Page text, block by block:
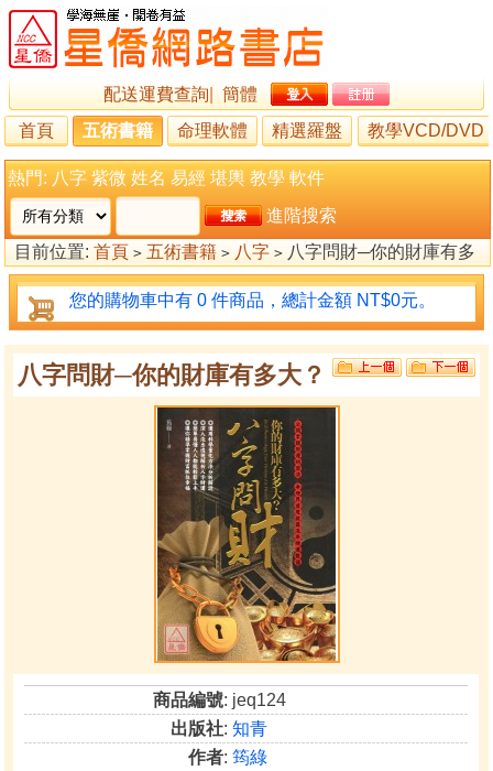
配送運費查詢
簡體
首頁
五術書籍 命理軟體 精選羅盤 教學VCD/DVD
熱門: 八字 紫微 姓名 易經 堪輿 教學 軟件
進階搜索
目前位置: 首頁 > 五術書籍 > 八字 > 八字問財─你的財庫有多
大？
您的購物車中有 0 件商品，總計金額 NT$0元。
八字問財─你的財庫有多大？
商品編號: jeq124
出版社:知青
作者:筠綠